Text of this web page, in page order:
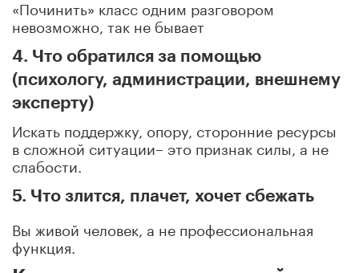
«Починить» класс одним разговором
невозможно, так не бывает
4. Что обратился за помощью
(психологу, администрации, внешнему
эксперту)
Искать поддержку, опору, сторонние ресурсы
в сложной ситуации– это признак силы, а не
слабости.
5. Что злится, плачет, хочет сбежать
Вы живой человек, а не профессиональная
функция.